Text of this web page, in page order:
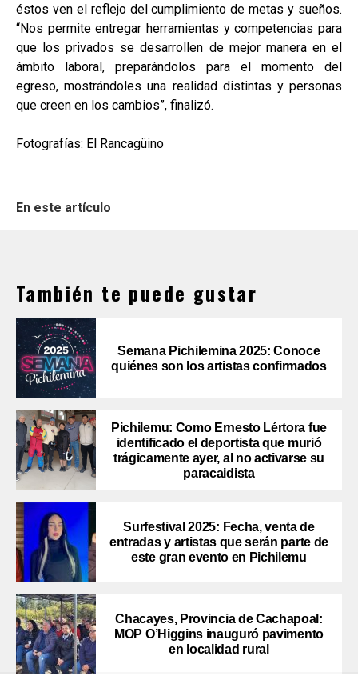
éstos ven el reflejo del cumplimiento de metas y sueños.
“Nos permite entregar herramientas y competencias para
que los privados se desarrollen de mejor manera en el
ámbito laboral, preparándolos para el momento del
egreso, mostrándoles una realidad distintas y personas
que creen en los cambios”, finalizó.
Fotografías: El Rancagüino
En este artículo
También te puede gustar
Semana Pichilemina 2025: Conoce
quiénes son los artistas confirmados
Pichilemu: Como Ernesto Lértora fue
identificado el deportista que murió
trágicamente ayer, al no activarse su
paracaidista
Surfestival 2025: Fecha, venta de
entradas y artistas que serán parte de
este gran evento en Pichilemu
Chacayes, Provincia de Cachapoal:
MOP O’Higgins inauguró pavimento
en localidad rural